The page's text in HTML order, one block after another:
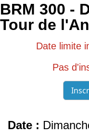
BRM 300 -
Tour de
Date limite
Pas
Date :